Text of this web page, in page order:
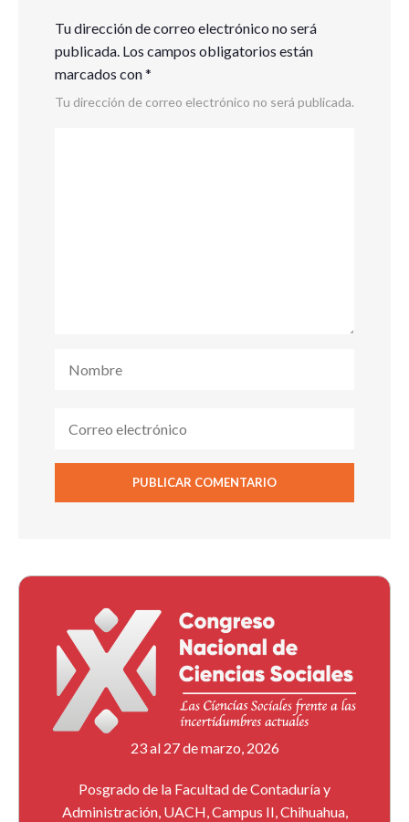
Tu dirección de correo electrónico no será
publicada. Los campos obligatorios están
marcados con*
Tu dirección de correo electrónico no será publicada.
23 al 27 de marzo, 2026
Posgrado de la Facultad de Contaduría y
Administración, UACH, Campus II, Chihuahua,